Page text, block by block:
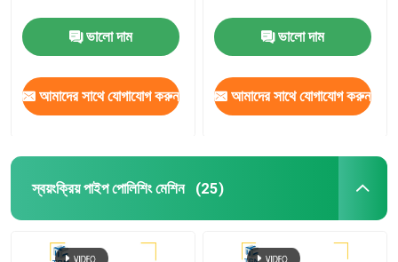
ভালো দাম
আমাদের সাথে যোগাযোগ করুন
ভালো দাম
আমাদের সাথে যোগাযোগ করুন
স্বয়ংক্রিয় পাইপ পোলিশিং মেশিন (25)